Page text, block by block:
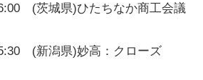
(茨城県)ひたちなか商工会議
(新潟県)妙高：クローズ